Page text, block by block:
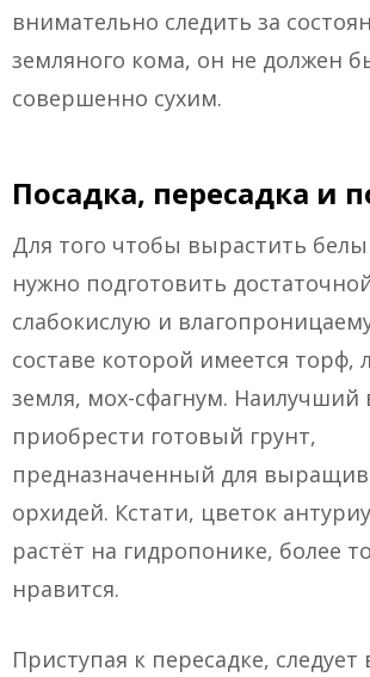
внимательно следить за
земляного кома, он не должен
совершенно сухим.
Посадка, пересадка и
Для того чтобы вырастить
нужно подготовить
слабокислую и
составе которой имеется торф,
земля, мох-сфагнум.
приобрести готовый грунт,
предназначенный для
орхидей. Кстати, цветок
растёт на гидропонике, более
нравится.
Приступая к пересадке, следует